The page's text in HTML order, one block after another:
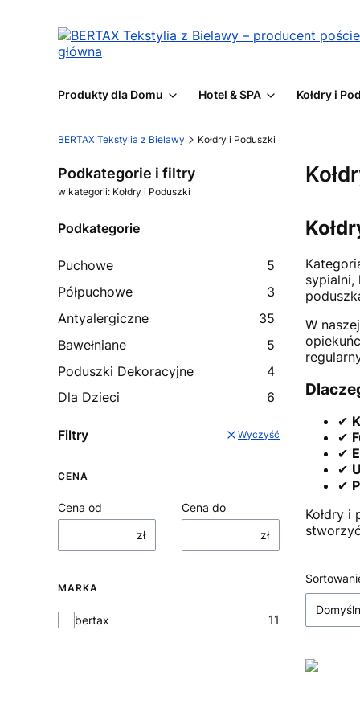
Produkty dla Domu Hotel & SPA Kołdry i
BERTAX Tekstylia z Bielawy Kołdry i Poduszki
Podkategorie i filtry
w kategorii: Kołdry i Poduszki
Podkategorie
Puchowe
5
Półpuchowe
3
Antyalergiczne
35
Bawełniane
5
Poduszki Dekoracyjne
4
Dla Dzieci
6
Filtry Wyczyść
CENA
Cena od
zł
Cena do
zł
MARKA
Marka
bertax 11
sypialni,
W
✔
✔
✔
✔
✔
Kołdry i
Lista